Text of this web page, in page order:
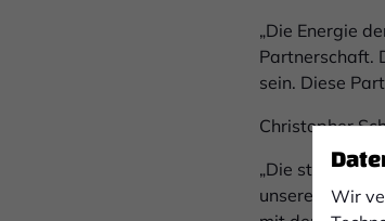
Wir
„Die Energie
Partnerschaft.
sein. Diese
Christopher
„Die
unseres